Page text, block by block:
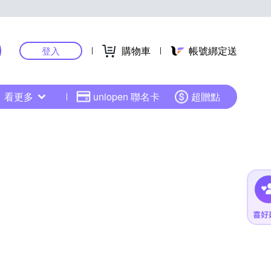
登入 購物車 帳號綁定送
看更多 uniopen 聯名卡 超贈點